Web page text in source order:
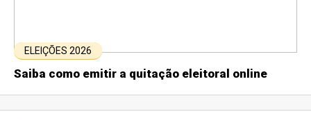
ELEIÇÕES 2026
Saiba como emitir a quitação eleitoral online